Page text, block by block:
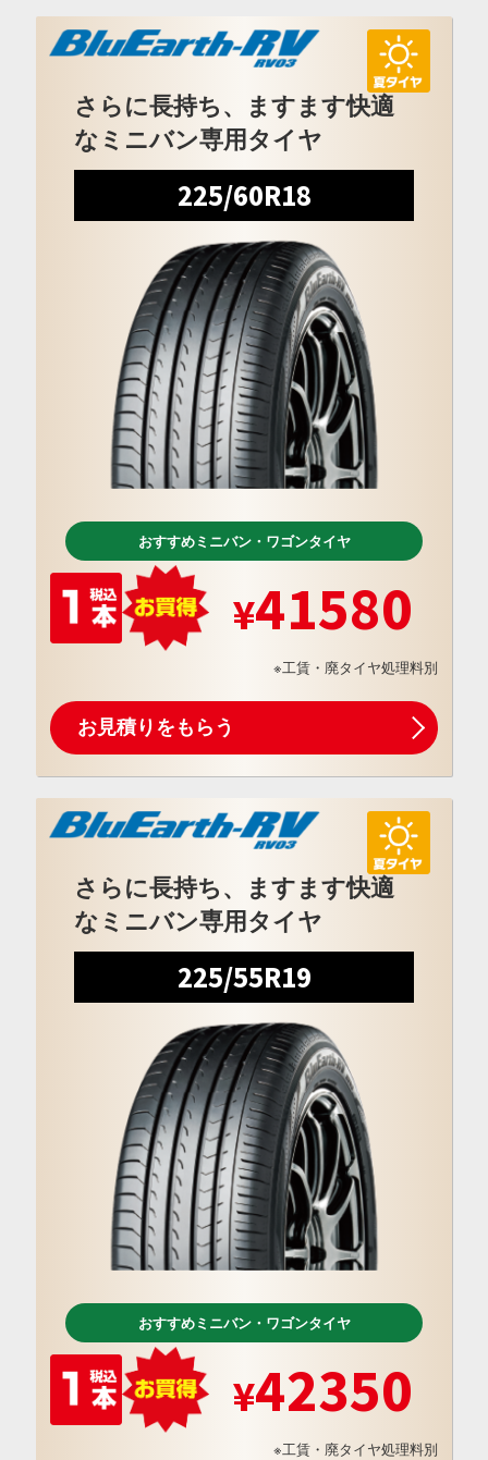
さらに長持ち、ますます快適
なミニバン専用タイヤ
225/60R18
おすすめミニバン・ワゴンタイヤ
41580
※工賃・廃タイヤ処理料別
お見積りをもらう
さらに長持ち、ますます快適
なミニバン専用タイヤ
225/55R19
おすすめミニバン・ワゴンタイヤ
42350
※工賃・廃タイヤ処理料別